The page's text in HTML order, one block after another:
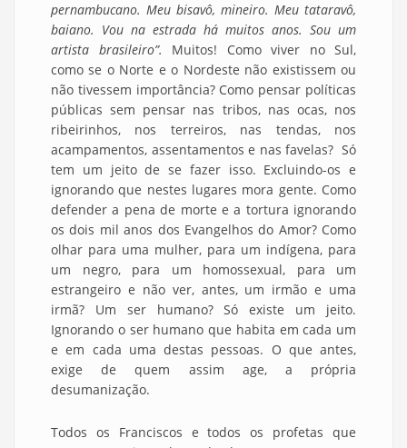
pernambucano. Meu bisavô, mineiro. Meu tataravô,
baiano. Vou na estrada há muitos anos. Sou um
artista brasileiro”. Muitos! Como viver no Sul,
como se o Norte e o Nordeste não existissem ou
não tivessem importância? Como pensar políticas
públicas sem pensar nas tribos, nas ocas, nos
ribeirinhos, nos terreiros, nas tendas, nos
acampamentos, assentamentos e nas favelas? Só
tem um jeito de se fazer isso. Excluindo-os e
ignorando que nestes lugares mora gente. Como
defender a pena de morte e a tortura ignorando
os dois mil anos dos Evangelhos do Amor? Como
olhar para uma mulher, para um indígena, para
um negro, para um homossexual, para um
estrangeiro e não ver, antes, um irmão e uma
irmã? Um ser humano? Só existe um jeito.
Ignorando o ser humano que habita em cada um
e em cada uma destas pessoas. O que antes,
exige de quem assim age, a própria
desumanização.
Todos os Franciscos e todos os profetas que